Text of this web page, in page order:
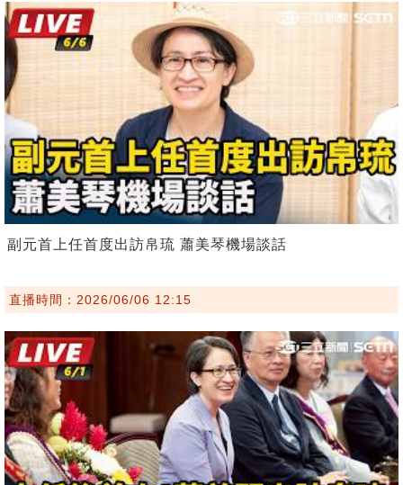
副元首上任首度出訪帛琉 蕭美琴機場談話
直播時間：2026/06/06 12:15